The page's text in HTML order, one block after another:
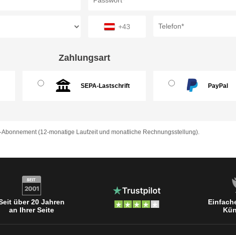
+43
Zahlungsart
SEPA-Lastschrift PayPal
(12-monatige Laufzeit und monatliche Rechnungsstellung).
über 20 Jahren
an Ihrer Seite